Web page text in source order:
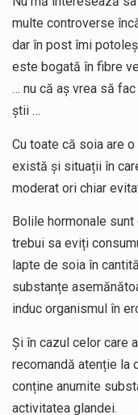
multe controverse
dar în post îmi
este bogată în fibre
… nu că aș vrea să
știi …
Cu toate că soia are
există și situații în
moderat ori chiar
Bolile hormonale
trebui sa eviți
lapte de soia în
substanțe
induc organismul în
Și în cazul celor care
recomandă atenție la
conține anumite
activitatea glandei.